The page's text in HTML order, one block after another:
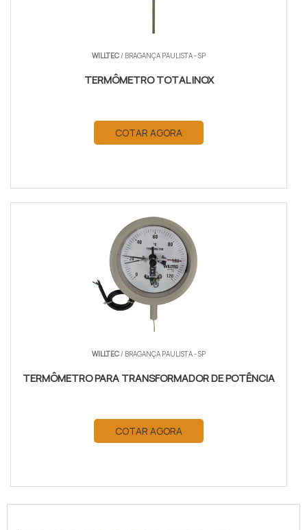
WILLTEC/ BRAGANÇA PAULISTA - SP
TERMÔMETRO TOTAL INOX
COTAR AGORA
WILLTEC/ BRAGANÇA PAULISTA - SP
TERMÔMETRO PARA TRANSFORMADOR DE POTÊNCIA
COTAR AGORA